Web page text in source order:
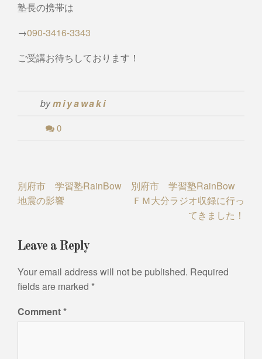
塾長の携帯は
→090-3416-3343
ご受講お待ちしております！
bymiyawaki
0
Post
navigation
別府市 学習塾RainBow
地震の影響
別府市 学習塾RainBow
ＦＭ大分ラジオ収録に行っ
てきました！
Leave a Reply
Your email address will not be published. Required
fields are marked *
Comment*